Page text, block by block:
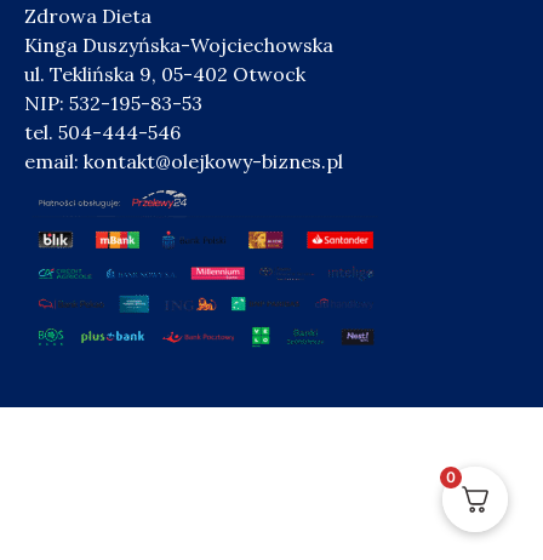
Zdrowa Dieta
Kinga Duszyńska-Wojciechowska
ul. Teklińska 9, 05-402 Otwock
NIP: 532-195-83-53
tel. 504-444-546
email: kontakt@olejkowy-biznes.pl
0